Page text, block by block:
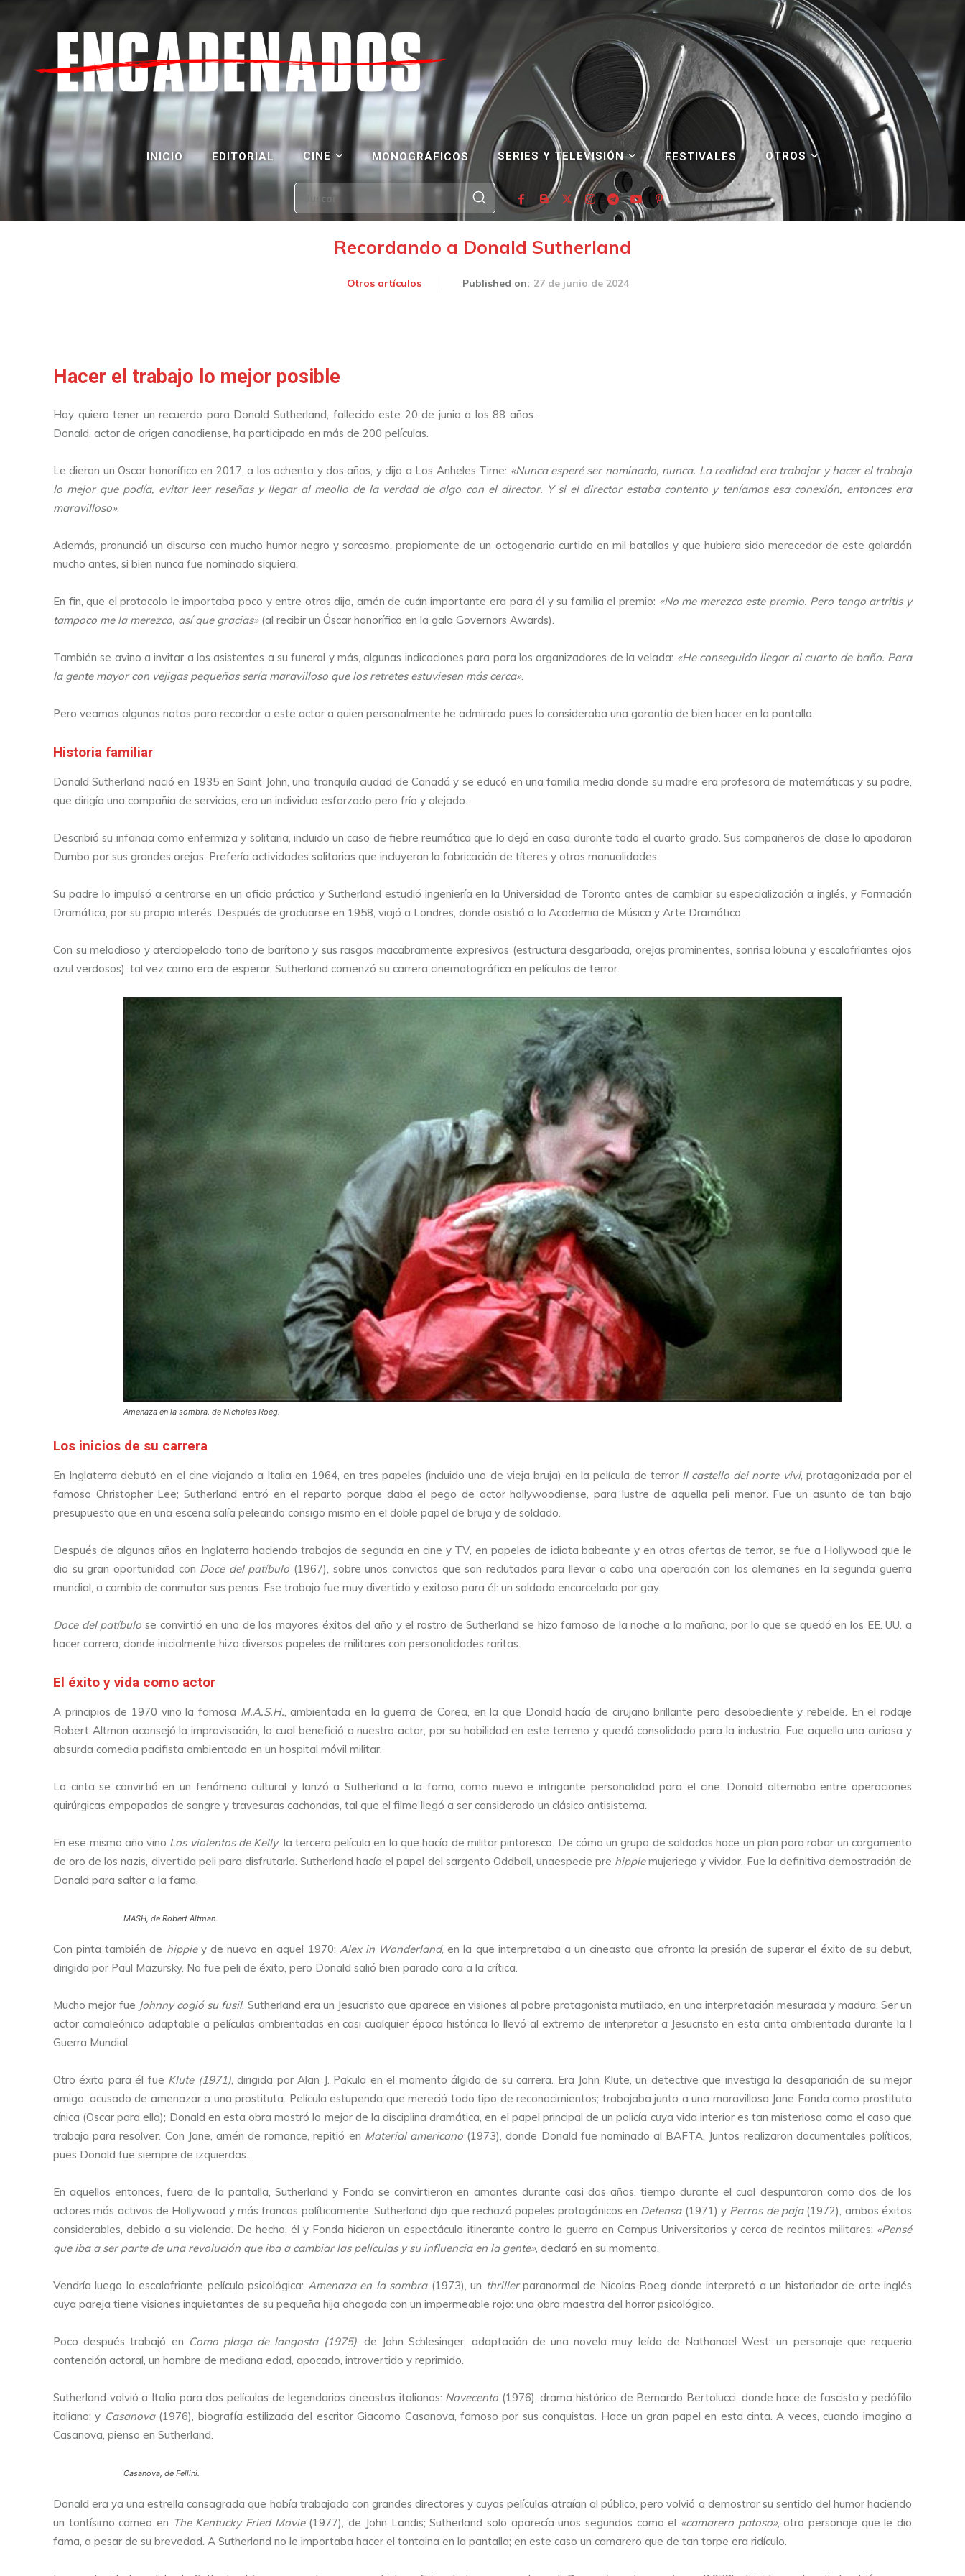
INICIO EDITORIAL CINE MONOGRÁFICOS SERIES Y TELEVISIÓN FESTIVALES OTROS
Buscar
Recordando a Donald Sutherland
Otros artículos Published on: 27 de junio de 2024
Hacer el trabajo lo mejor posible
Hoy quiero tener un recuerdo para Donald Sutherland, fallecido este 20 de junio a los 88 años.
Donald, actor de origen canadiense, ha participado en más de 200 películas.
Le dieron un Oscar honorífico en 2017, a los ochenta y dos años, y dijo a Los Anheles Time: «Nunca esperé ser nominado, nunca. La realidad era trabajar y hacer el trabajo
lo mejor que podía, evitar leer reseñas y llegar al meollo de la verdad de algo con el director. Y si el director estaba contento y teníamos esa conexión, entonces era
maravilloso».
Además, pronunció un discurso con mucho humor negro y sarcasmo, propiamente de un octogenario curtido en mil batallas y que hubiera sido merecedor de este galardón
mucho antes, si bien nunca fue nominado siquiera.
En fin, que el protocolo le importaba poco y entre otras dijo, amén de cuán importante era para él y su familia el premio: «No me merezco este premio. Pero tengo artritis y
tampoco me la merezco, así que gracias»(al recibir un Óscar honorífico en la gala Governors Awards).
También se avino a invitar a los asistentes a su funeral y más, algunas indicaciones para para los organizadores de la velada: «He conseguido llegar al cuarto de baño. Para
la gente mayor con vejigas pequeñas sería maravilloso que los retretes estuviesen más cerca».
Pero veamos algunas notas para recordar a este actor a quien personalmente he admirado pues lo consideraba una garantía de bien hacer en la pantalla.
Historia familiar
Donald Sutherland nació en 1935 en Saint John, una tranquila ciudad de Canadá y se educó en una familia media donde su madre era profesora de matemáticas y su padre,
que dirigía una compañía de servicios, era un individuo esforzado pero frío y alejado.
Describió su infancia como enfermiza y solitaria, incluido un caso de fiebre reumática que lo dejó en casa durante todo el cuarto grado. Sus compañeros de clase lo apodaron
Dumbo por sus grandes orejas. Prefería actividades solitarias que incluyeran la fabricación de títeres y otras manualidades.
Su padre lo impulsó a centrarse en un oficio práctico y Sutherland estudió ingeniería en la Universidad de Toronto antes de cambiar su especialización a inglés, y Formación
Dramática, por su propio interés. Después de graduarse en 1958, viajó a Londres, donde asistió a la Academia de Música y Arte Dramático.
Con su melodioso y aterciopelado tono de barítono y sus rasgos macabramente expresivos (estructura desgarbada, orejas prominentes, sonrisa lobuna y escalofriantes ojos
azul verdosos), tal vez como era de esperar, Sutherland comenzó su carrera cinematográfica en películas de terror.
Amenaza en la sombra, de Nicholas Roeg.
Los inicios de su carrera
En Inglaterra debutó en el cine viajando a Italia en 1964, en tres papeles (incluido uno de vieja bruja) en la película de terror Il castello dei norte vivi, protagonizada por el
famoso Christopher Lee; Sutherland entró en el reparto porque daba el pego de actor hollywoodiense, para lustre de aquella peli menor. Fue un asunto de tan bajo
presupuesto que en una escena salía peleando consigo mismo en el doble papel de bruja y de soldado.
Después de algunos años en Inglaterra haciendo trabajos de segunda en cine y TV, en papeles de idiota babeante y en otras ofertas de terror, se fue a Hollywood que le
dio su gran oportunidad con Doce del patíbulo (1967), sobre unos convictos que son reclutados para llevar a cabo una operación con los alemanes en la segunda guerra
mundial, a cambio de conmutar sus penas. Ese trabajo fue muy divertido y exitoso para él: un soldado encarcelado por gay.
Doce del patíbulo se convirtió en uno de los mayores éxitos del año y el rostro de Sutherland se hizo famoso de la noche a la mañana, por lo que se quedó en los EE. UU. a
hacer carrera, donde inicialmente hizo diversos papeles de militares con personalidades raritas.
El éxito y vida como actor
A principios de 1970 vino la famosa M.A.S.H., ambientada en la guerra de Corea, en la que Donald hacía de cirujano brillante pero desobediente y rebelde. En el rodaje
Robert Altman aconsejó la improvisación, lo cual benefició a nuestro actor, por su habilidad en este terreno y quedó consolidado para la industria. Fue aquella una curiosa y
absurda comedia pacifista ambientada en un hospital móvil militar.
La cinta se convirtió en un fenómeno cultural y lanzó a Sutherland a la fama, como nueva e intrigante personalidad para el cine. Donald alternaba entre operaciones
quirúrgicas empapadas de sangre y travesuras cachondas, tal que el filme llegó a ser considerado un clásico antisistema.
En ese mismo año vino Los violentos de Kelly, la tercera película en la que hacía de militar pintoresco. De cómo un grupo de soldados hace un plan para robar un cargamento
de oro de los nazis, divertida peli para disfrutarla. Sutherland hacía el papel del sargento Oddball, unaespecie pre hippiemujeriego y vividor. Fue la definitiva demostración de
Donald para saltar a la fama.
MASH, de Robert Altman.
Con pinta también de hippiey de nuevo en aquel 1970: Alex in Wonderland, en la que interpretaba a un cineasta que afronta la presión de superar el éxito de su debut,
dirigida por Paul Mazursky. No fue peli de éxito, pero Donald salió bien parado cara a la crítica.
Mucho mejor fue Johnny cogió su fusil, Sutherland era un Jesucristo que aparece en visiones al pobre protagonista mutilado, en una interpretación mesurada y madura. Ser un
actor camaleónico adaptable a películas ambientadas en casi cualquier época histórica lo llevó al extremo de interpretar a Jesucristo en esta cinta ambientada durante la I
Guerra Mundial.
Otro éxito para él fue Klute (1971), dirigida por Alan J. Pakula en el momento álgido de su carrera. Era John Klute, un detective que investiga la desaparición de su mejor
amigo, acusado de amenazar a una prostituta. Película estupenda que mereció todo tipo de reconocimientos; trabajaba junto a una maravillosa Jane Fonda como prostituta
cínica (Oscar para ella); Donald en esta obra mostró lo mejor de la disciplina dramática, en el papel principal de un policía cuya vida interior es tan misteriosa como el caso que
trabaja para resolver. Con Jane, amén de romance, repitió en Material americano (1973), donde Donald fue nominado al BAFTA. Juntos realizaron documentales políticos,
pues Donald fue siempre de izquierdas.
En aquellos entonces, fuera de la pantalla, Sutherland y Fonda se convirtieron en amantes durante casi dos años, tiempo durante el cual despuntaron como dos de los
actores más activos de Hollywood y más francos políticamente. Sutherland dijo que rechazó papeles protagónicos en Defensa(1971) y Perros de paja(1972), ambos éxitos
considerables, debido a su violencia. De hecho, él y Fonda hicieron un espectáculo itinerante contra la guerra en Campus Universitarios y cerca de recintos militares: «Pensé
que iba a ser parte de una revolución que iba a cambiar las películas y su influencia en la gente», declaró en su momento.
Vendría luego la escalofriante película psicológica: Amenaza en la sombra(1973), un thrillerparanormal de Nicolas Roeg donde interpretó a un historiador de arte inglés
cuya pareja tiene visiones inquietantes de su pequeña hija ahogada con un impermeable rojo: una obra maestra del horror psicológico.
Poco después trabajó en Como plaga de langosta (1975), de John Schlesinger, adaptación de una novela muy leída de Nathanael West: un personaje que requería
contención actoral, un hombre de mediana edad, apocado, introvertido y reprimido.
Sutherland volvió a Italia para dos películas de legendarios cineastas italianos: Novecento (1976), drama histórico de Bernardo Bertolucci, donde hace de fascista y pedófilo
italiano; y Casanova(1976), biografía estilizada del escritor Giacomo Casanova, famoso por sus conquistas. Hace un gran papel en esta cinta. A veces, cuando imagino a
Casanova, pienso en Sutherland.
Casanova, de Fellini.
Donald era ya una estrella consagrada que había trabajado con grandes directores y cuyas películas atraían al público, pero volvió a demostrar su sentido del humor haciendo
un tontísimo cameo en The Kentucky Fried Movie(1977), de John Landis; Sutherland solo aparecía unos segundos como el «camarero patoso», otro personaje que le dio
fama, a pesar de su brevedad. A Sutherland no le importaba hacer el tontaina en la pantalla; en este caso un camarero que de tan torpe era ridículo.